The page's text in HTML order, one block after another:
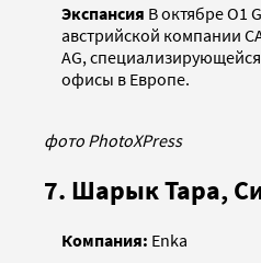
Экспансия В октябре О1
австрийской компании
AG,
офисы в Европе.
фото PhotoXPress
7. Шарык Тара,
Компания: Enka